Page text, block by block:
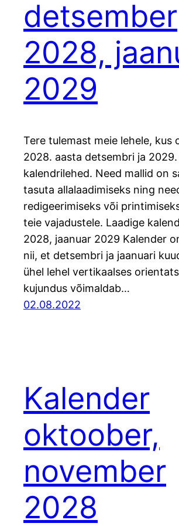
detsember
2028,
2029
Tere tulemast meie lehele, kus
2028. aasta detsembri ja
kalendrilehed. Need mallid on
tasuta allalaadimiseks ning
redigeerimiseks või
teie vajadustele. Laadige
2028, jaanuar 2029 Kalender
nii, et detsembri ja jaanuari
ühel lehel vertikaalses
kujundus võimaldab…
02.08.2022
Kalender
oktoober,
november
2028